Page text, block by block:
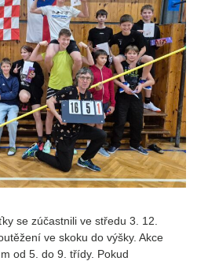
se zúčastnili ve středu 3. 12.
ve skoku do výšky. Akce
od 5. do 9. třídy. Pokud